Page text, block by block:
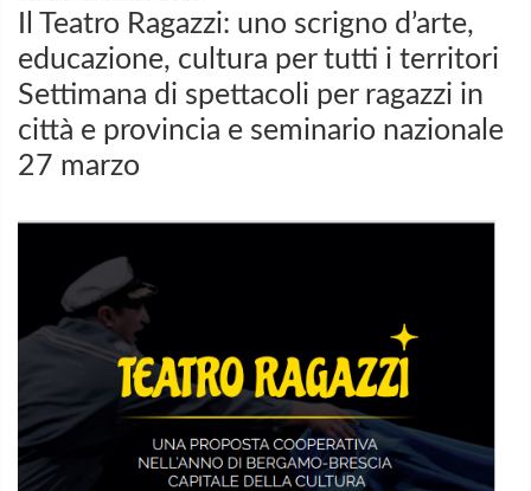
Il Teatro Ragazzi: uno scrigno d’arte,
educazione, cultura per tutti i territori
Settimana di spettacoli per ragazzi in
città e provincia e seminario nazionale
27 marzo